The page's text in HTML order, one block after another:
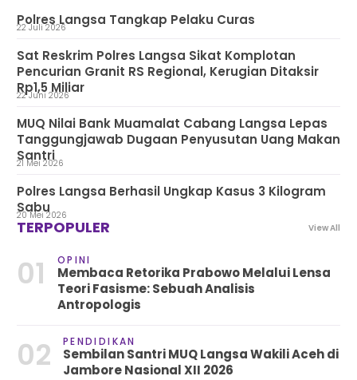
Polres Langsa Tangkap Pelaku Curas
22 Juli 2026
Sat Reskrim Polres Langsa Sikat Komplotan
Pencurian Granit RS Regional, Kerugian Ditaksir
Rp1,5 Miliar
22 Juni 2026
MUQ Nilai Bank Muamalat Cabang Langsa Lepas
Tanggungjawab Dugaan Penyusutan Uang Makan
Santri
21 Mei 2026
Polres Langsa Berhasil Ungkap Kasus 3 Kilogram
Sabu20 Mei 2026
TERPOPULER View All
01 OPINI
Membaca Retorika Prabowo Melalui Lensa
Teori Fasisme: Sebuah Analisis
Antropologis
02 PENDIDIKAN
Sembilan Santri MUQ Langsa Wakili Aceh di
Jambore Nasional XII 2026